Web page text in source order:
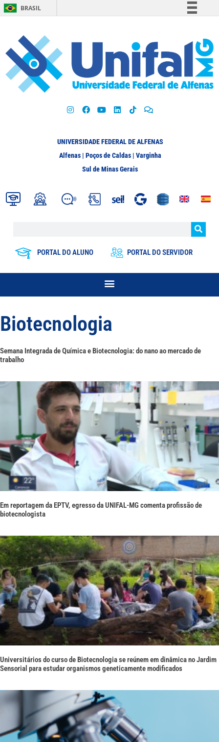
BRASIL
Participe
Acesso à informação
Legislação
UNIVERSIDADE FEDERAL DE ALFENAS
Alfenas | Poços de Caldas | Varginha
Sul de Minas Gerais
PORTAL DO ALUNO PORTAL DO SERVIDOR
Biotecnologia
Semana Integrada de Química e Biotecnologia: do nano ao mercado de
trabalho
Em reportagem da EPTV, egresso da UNIFAL-MG comenta profissão de
biotecnologista
Universitários do curso de Biotecnologia se reúnem em dinâmica no Jardim
Sensorial para estudar organismos geneticamente modificados